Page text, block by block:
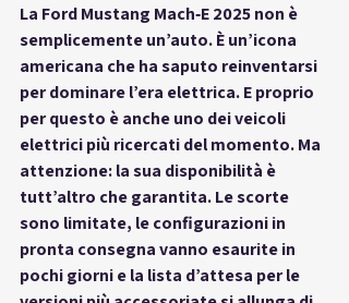
La Ford Mustang Mach‑E 2025 non è
semplicemente un’auto. È un’icona
americana che ha saputo reinventarsi
per dominare l’era elettrica. E proprio
per questo è anche uno dei veicoli
elettrici più ricercati del momento. Ma
attenzione: la sua disponibilità è
tutt’altro che garantita. Le scorte
sono limitate, le configurazioni in
pronta consegna vanno esaurite in
pochi giorni e la lista d’attesa per le